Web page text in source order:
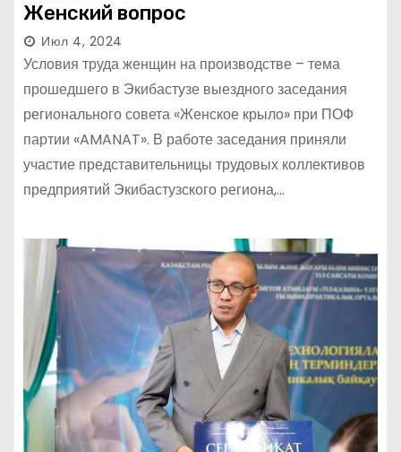
Женский вопрос
Июл 4, 2024
Условия труда женщин на производстве – тема
прошедшего в Экибастузе выездного заседания
регионального совета «Женское крыло» при ПОФ
партии «AMANAT». В работе заседания приняли
участие представительницы трудовых коллективов
предприятий Экибастузского региона,…